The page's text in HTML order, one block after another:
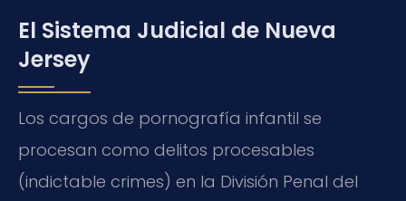
El Sistema Judicial de Nueva
Jersey
Los cargos de pornografía infantil se
procesan como delitos procesables
(indictable crimes) en la División Penal del